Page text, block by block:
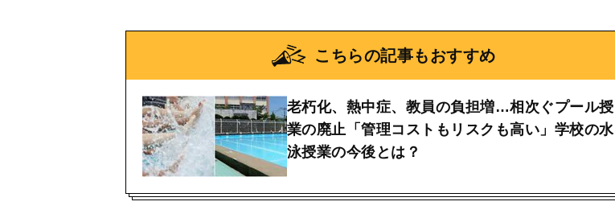
こちらの記事もおすすめ
老朽化、熱中症、教員の負担増…相次ぐプール授
業の廃止「管理コストもリスクも高い」学校の水
泳授業の今後とは？